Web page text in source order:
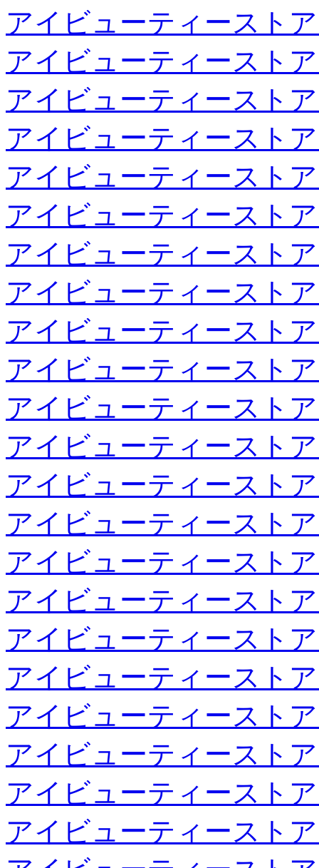
アイビューティースト
アイビューティースト
アイビューティースト
アイビューティースト
アイビューティースト
アイビューティースト
アイビューティースト
アイビューティースト
アイビューティースト
アイビューティースト
アイビューティースト
アイビューティースト
アイビューティースト
アイビューティースト
アイビューティースト
アイビューティースト
アイビューティースト
アイビューティースト
アイビューティースト
アイビューティースト
アイビューティースト
アイビューティースト